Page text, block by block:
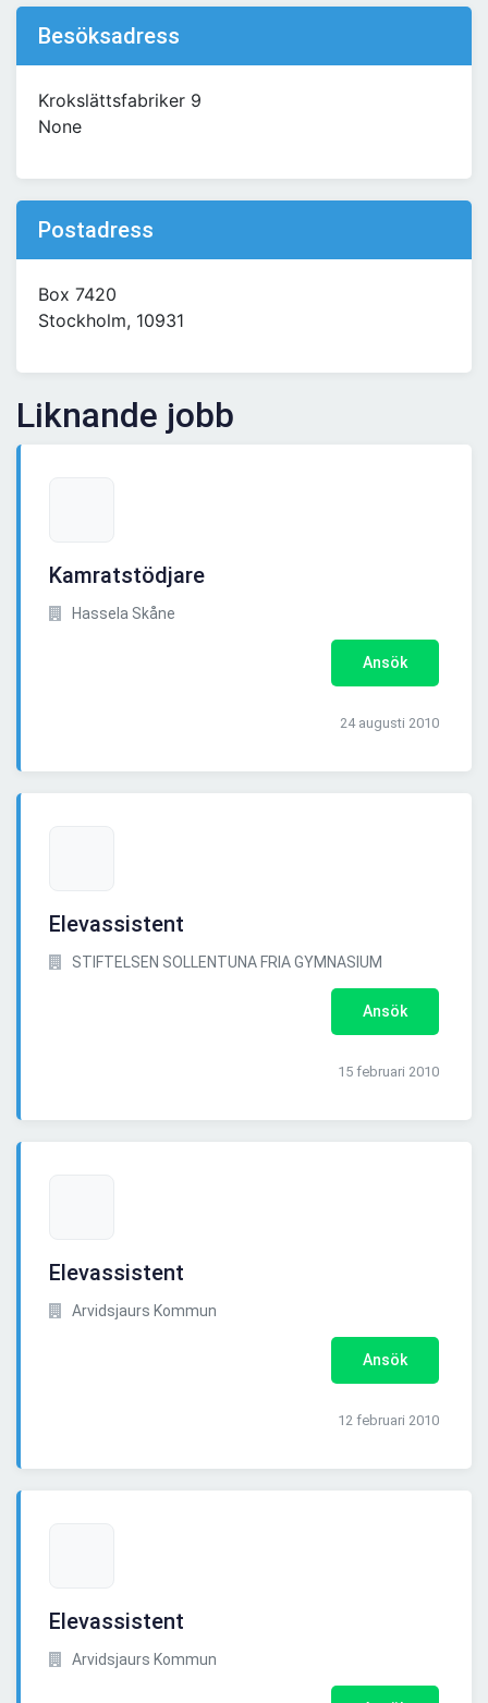
Besöksadress
Krokslättsfabriker 9
None
Postadress
Box 7420
Stockholm, 10931
Liknande jobb
Kamratstödjare
Hassela Skåne
Ansök
24 augusti 2010
Elevassistent
STIFTELSEN SOLLENTUNA FRIA GYMNASIUM
Ansök
15 februari 2010
Elevassistent
Arvidsjaurs Kommun
Ansök
12 februari 2010
Elevassistent
Arvidsjaurs Kommun